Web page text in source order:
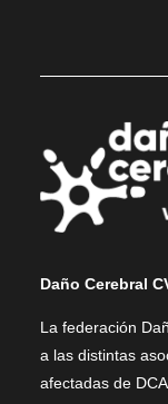
Daño Cerebral
La federación
a las distintas
afectadas de